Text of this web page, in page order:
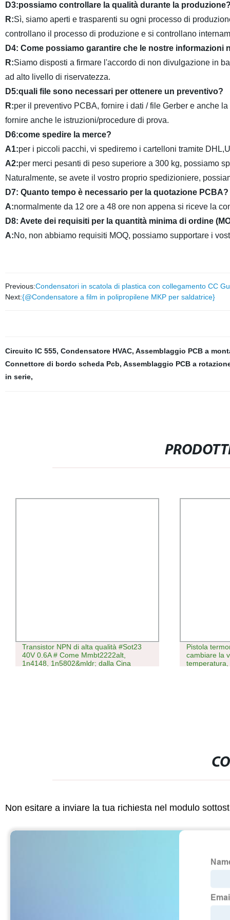
D3:possiamo controllare la qualità durante la
R:Sì, siamo aperti e trasparenti su ogni processo di
controllano il processo di produzione e si controllano
D4: Come possiamo garantire che le nostre
R:Siamo disposti a firmare l'accordo di non divulgazione in
ad alto livello di riservatezza.
D5:quali file sono necessari per ottenere un preventivo?
R:per il preventivo PCBA, fornire i dati / file Gerber e anche
fornire anche le istruzioni/procedure di prova.
D6:come spedire la merce?
A1:per i piccoli pacchi, vi spediremo i cartelloni tramite
A2:per merci pesanti di peso superiore a 300 kg, possiamo
Naturalmente, se avete il vostro proprio spedizioniere,
D7: Quanto tempo è necessario per la quotazione PCBA?
A:normalmente da 12 ore a 48 ore non appena si riceve la
D8: Avete dei requisiti per la quantità minima di ordine
A:No, non abbiamo requisiti MOQ, possiamo supportare i
Previous:Condensatori in scatola di plastica con collegamento CC
Next:{@Condensatore a film in polipropilene MKP per saldatrice}
Circuito IC 555, Condensatore HVAC, Assemblaggio PCB a
Connettore di bordo scheda Pcb, Assemblaggio PCB a
in serie,
Transistor NPN di alta qualità #Sot23
40V 0.6A # Come Mmbt2222alt,
1n4148, 1n5802&mldr; dalla Cina
Pistola
cambiare la
Non esitare a inviare la tua richiesta nel modulo